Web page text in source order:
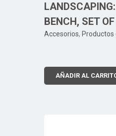
BENCH, SET
Accesorios, Productos
AÑADIR AL